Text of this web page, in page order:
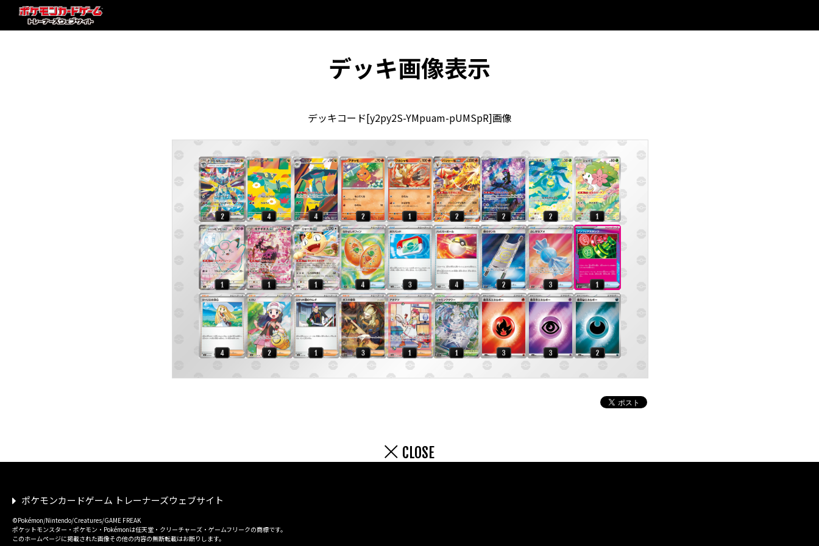
デッキ画像表示
デッキコード[y2py2S-YMpuam-pUMSpR]画像
CLOSE
ポケモンカードゲーム トレーナーズウェブサイト
©Pokémon/Nintendo/Creatures/GAME FREAK
ポケットモンスター・ポケモン・Pokémonは任天堂・クリーチャーズ・ゲームフリークの商標です。
このホームページに掲載された画像その他の内容の無断転載はお断りします。